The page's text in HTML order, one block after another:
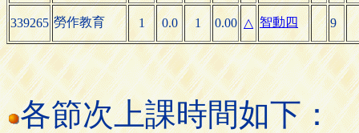
339265 勞作教育 1 0.0 1 0.00 △ 智動四 9
各節次上課時間如下：